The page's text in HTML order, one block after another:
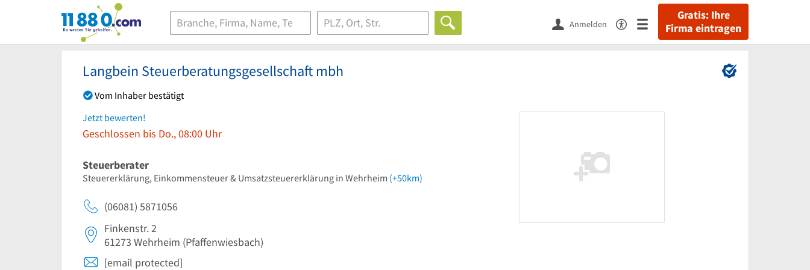
11880.com
Gratis: Ihre
Firma eintragen
Anmelden
Langbein Steuerberatungsgesellschaft mbh
Vom Inhaber bestätigt
Jetzt bewerten!
Geschlossen bis Do., 08:00 Uhr
Steuerberater
Steuererklärung, Einkommensteuer & Umsatzsteuererklärung in Wehrheim (+50km)
(06081) 5871056
Finkenstr. 2
61273 Wehrheim (Pfaffenwiesbach)
[email protected]